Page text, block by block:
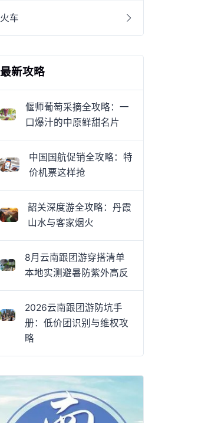
火车
最新攻略
偃师葡萄采摘全攻略：一
口爆汁的中原鲜甜名片
中国国航促销全攻略：特
价机票这样抢
韶关深度游全攻略：丹霞
山水与客家烟火
8月云南跟团游穿搭清单
本地实测避暑防紫外高反
2026云南跟团游防坑手
册：低价团识别与维权攻
略